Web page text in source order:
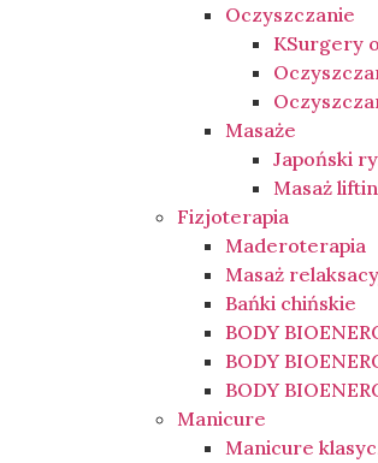
Oczyszczanie
KSurgery
Masaże
Japoński
Masaż
Fizjoterapia
Maderoterapia
Masaż
Bańki chińskie
BODY
BODY
BODY
Manicure
Manicure